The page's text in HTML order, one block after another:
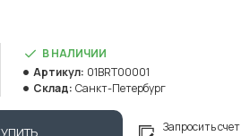
В НАЛИЧИИ
Артикул: 01BRT00001
Склад: Санкт-Петербург
Запросить счет